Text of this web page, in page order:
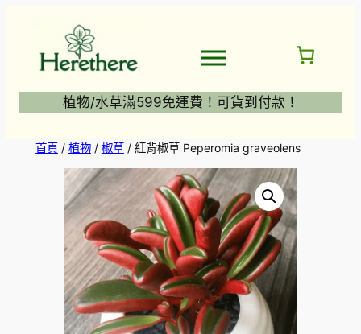
植物/水草滿599免運費！可貨到付款！
首頁/ 植物/ 椒草/ 紅背椒草 Peperomia graveolens